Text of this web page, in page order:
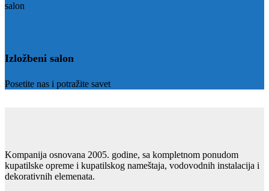
Izložbeni salon
Posetite nas i potražite savet
Kompanija osnovana 2005. godine, sa kompletnom ponudom
kupatilske opreme i kupatilskog nameštaja, vodovodnih instalacija i
dekorativnih elemenata.